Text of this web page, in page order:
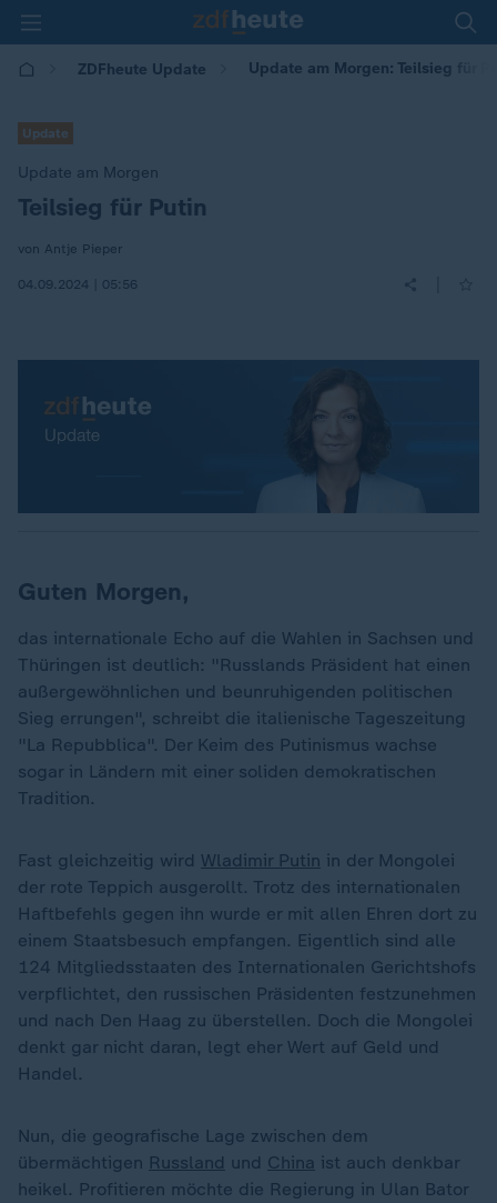
ZDFheute Update Update am Morgen: Teilsieg für
Update
Update am Morgen
:
Teilsieg für Putin
von Antje Pieper
04.09.2024 | 05:56
Guten Morgen,
das internationale Echo auf die Wahlen in Sachsen und
Thüringen ist deutlich: "Russlands Präsident hat einen
außergewöhnlichen und beunruhigenden politischen
Sieg errungen", schreibt die italienische Tageszeitung
"La Repubblica". Der Keim des Putinismus wachse
sogar in Ländern mit einer soliden demokratischen
Tradition.
Fast gleichzeitig wird Wladimir Putin in der Mongolei
der rote Teppich ausgerollt. Trotz des internationalen
Haftbefehls gegen ihn wurde er mit allen Ehren dort zu
einem Staatsbesuch empfangen. Eigentlich sind alle
124 Mitgliedsstaaten des Internationalen Gerichtshofs
verpflichtet, den russischen Präsidenten festzunehmen
und nach Den Haag zu überstellen. Doch die Mongolei
denkt gar nicht daran, legt eher Wert auf Geld und
Handel.
Nun, die geografische Lage zwischen dem
übermächtigen Russland und China ist auch denkbar
heikel. Profitieren möchte die Regierung in Ulan Bator